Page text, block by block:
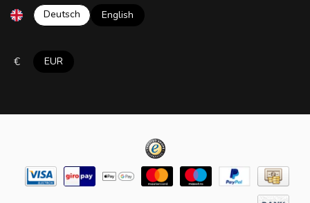
Deutsch English
€ EUR